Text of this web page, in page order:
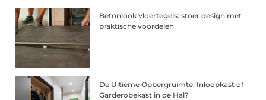
Betonlook vloertegels: stoer design met
praktische voordelen
De Ultieme Opbergruimte: Inloopkast of
Garderobekast in de Hal?